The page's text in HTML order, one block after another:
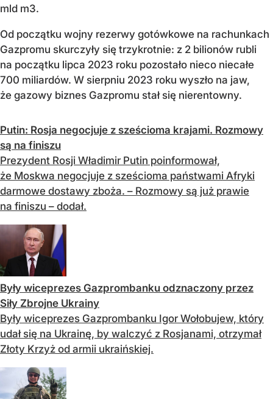
mld m3.
Od początku wojny rezerwy gotówkowe na rachunkach
Gazpromu skurczyły się trzykrotnie: z 2 bilionów rubli
na początku lipca 2023 roku pozostało nieco niecałe
700 miliardów. W sierpniu 2023 roku wyszło na jaw,
że gazowy biznes Gazpromu stał się nierentowny.
Putin: Rosja negocjuje z sześcioma krajami. Rozmowy
są na finiszu
Prezydent Rosji Władimir Putin poinformował,
że Moskwa negocjuje z sześcioma państwami Afryki
darmowe dostawy zboża. – Rozmowy są już prawie
na finiszu – dodał.
Były wiceprezes Gazprombanku odznaczony przez
Siły Zbrojne Ukrainy
Były wiceprezes Gazprombanku Igor Wołobujew, który
udał się na Ukrainę, by walczyć z Rosjanami, otrzymał
Złoty Krzyż od armii ukraińskiej.